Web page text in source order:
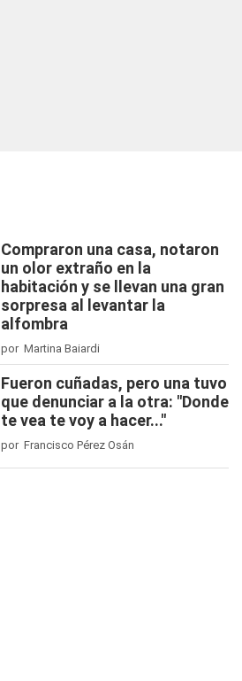
Compraron una casa, notaron
un olor extraño en la
habitación y se llevan una gran
sorpresa al levantar la
alfombra
por Martina Baiardi
Fueron cuñadas, pero una tuvo
que denunciar a la otra: "Donde
te vea te voy a hacer..."
por Francisco Pérez Osán